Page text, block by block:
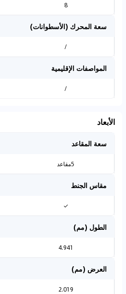
8
سعة المحرك (الأسطوانات)
/
المواصفات الإقليمية
/
الأبعاد
سعة المقاعد
5مقاعد
مقاس الجنط
✓
الطول (مم)
4.941
العرض (مم)
2.019